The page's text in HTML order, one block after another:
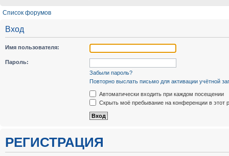
Список форумов
Вход
Имя пользователя:
Пароль:
Забыли пароль?
Повторно выслать письмо для активации учётной
Автоматически входить при каждом посещении
Скрыть моё пребывание на конференции в этот
РЕГИСТРАЦИЯ